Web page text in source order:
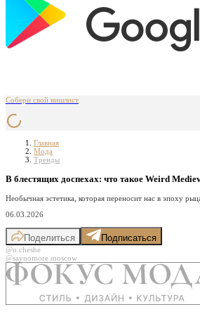
Собери свой вишлист
Главная
Мода
Тренды
В блестящих доспехах: что такое Weird
Необычная эстетика, которая переносит нас в эпоху
06.03.2026
Поделиться Подписаться
@o.cheshe
@saynomore.moscow